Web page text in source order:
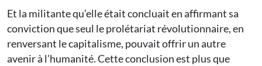
Et la militante qu’elle était concluait en affirmant sa
conviction que seul le prolétariat révolutionnaire, en
renversant le capitalisme, pouvait offrir un autre
avenir à l’humanité. Cette conclusion est plus que